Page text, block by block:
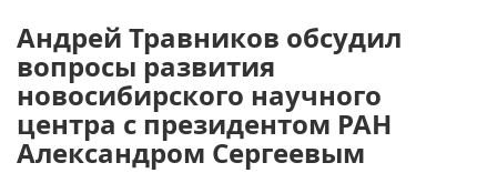
Андрей Травников обсудил
вопросы развития
новосибирского научного
центра с президентом РАН
Александром Сергеевым